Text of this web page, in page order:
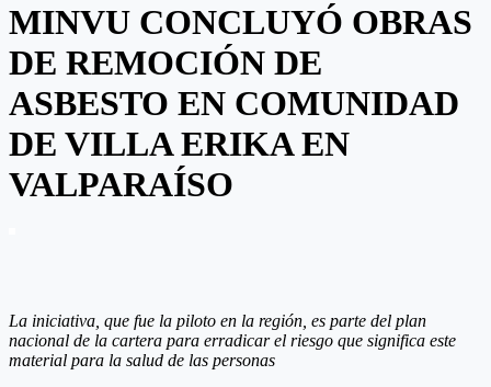
MINVU CONCLUYÓ OBRAS
DE REMOCIÓN DE
ASBESTO EN COMUNIDAD
DE VILLA ERIKA EN
VALPARAÍSO
La iniciativa, que fue la piloto en la región, es parte del plan
nacional de la cartera para erradicar el riesgo que significa este
material para la salud de las personas